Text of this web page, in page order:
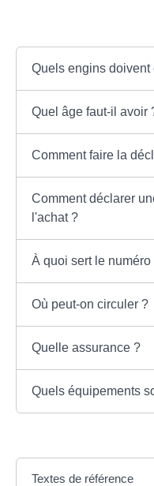
Quels engins doivent
Quel âge faut-il avoir
Comment faire la
Comment déclarer
l'achat ?
À quoi sert le
Où peut-on circuler ?
Quelle assurance ?
Quels équipements
Textes de référence